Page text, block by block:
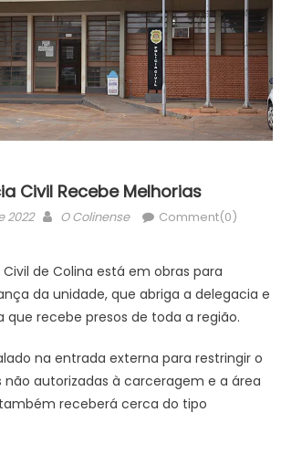
Civil Recebe Melhorias
2022 Author
O Colinense Comment(0)
de Colina está em obras para
da unidade, que abriga a delegacia e
que recebe presos de toda a região.
na entrada externa para restringir o
não autorizadas à carceragem e a área
receberá cerca do tipo